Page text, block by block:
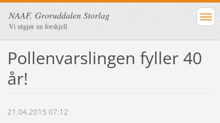
NAAF, Groruddalen Storlag
Vi utgjør en forskjell
Pollenvarslingen fyller 40
år!
21.04.2015 07:12